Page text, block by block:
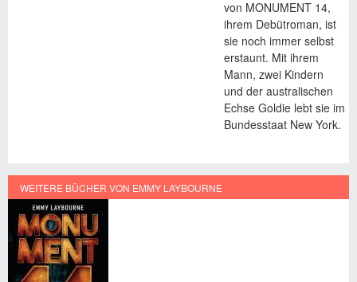
von MONUMENT 14,
ihrem Debütroman, ist
sie noch immer selbst
erstaunt. Mit ihrem
Mann, zwei Kindern
und der australischen
Echse Goldie lebt sie im
Bundesstaat New York.
WEITERE BÜCHER VON EMMY LAYBOURNE